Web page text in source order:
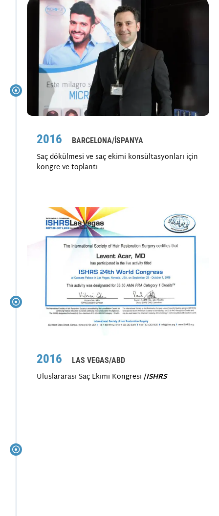
2016 BARCELONA/İSPANYA
Saç dökülmesi ve saç ekimi konsültasyonları için
kongre ve toplantı
2016 LAS VEGAS/ABD
Uluslararası Saç Ekimi Kongresi /ISHRS